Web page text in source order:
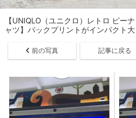
【UNIQLO（ユニクロ）レトロ ピー
ャツ】バックプリントがインパクト大
前の写真 記事に戻る